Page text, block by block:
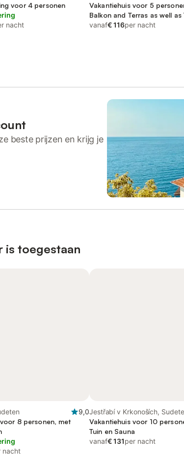
voor 4 personen
nacht
Vakantiehuis voor 5
Balkon and Terras as well as
vanaf€ 116per nacht
beste prijzen en krijg je
is toegestaan
9,0
8 personen, met
nacht
Jestřabí v Krkonoších,
Vakantiehuis voor 10
Tuin en Sauna
vanaf€ 131per nacht